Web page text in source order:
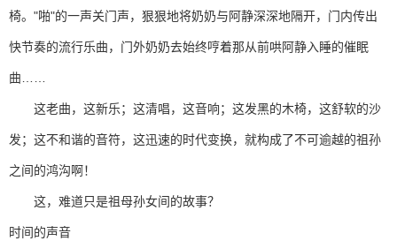
椅。"啪"的一声关门声，狠狠地将奶奶与阿静深深地隔开，门内传出
快节奏的流行乐曲，门外奶奶去始终哼着那从前哄阿静入睡的催眠
曲……
这老曲，这新乐；这清唱，这音响；这发黑的木椅，这舒软的沙
发；这不和谐的音符，这迅速的时代变换，就构成了不可逾越的祖孙
之间的鸿沟啊！
这，难道只是祖母孙女间的故事？
时间的声音